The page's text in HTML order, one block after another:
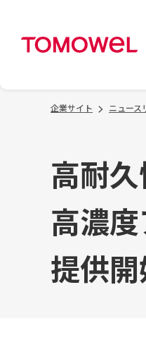
企業サイト ニュース
高耐
高濃
提供